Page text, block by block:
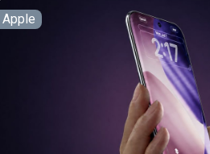
Apple